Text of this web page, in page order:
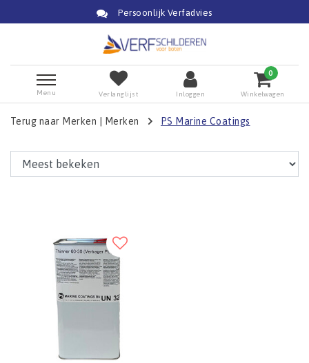
Persoonlijk Verfadvies
Menu Verlanglijst Inloggen
0
Winkelwagen
Terug naar Merken Merken PS Marine Coatings